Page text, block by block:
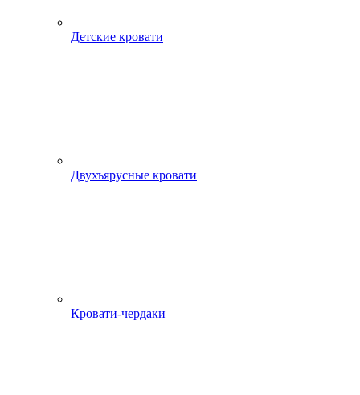
Детские кровати
Двухъярусные кровати
Кровати-чердаки